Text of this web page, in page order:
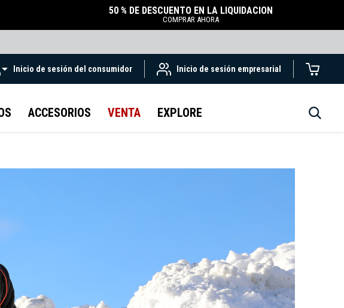
50 % DE DESCUENTO EN LA LIQUIDACIÓN
COMPRAR AHORA
Inicio de sesión del consumidor Inicio de sesión empresarial
ACCESORIOS VENTA EXPLORE